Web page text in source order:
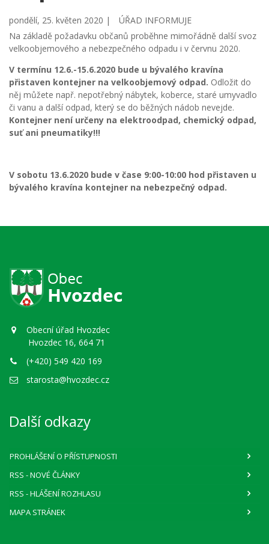
pondělí, 25. květen 2020 |
ÚŘAD INFORMUJE
Na základě požadavku občanů proběhne mimořádně další svoz
velkoobjemového a nebezpečného odpadu i v červnu 2020.
V termínu 12.6.-15.6.2020 bude u bývalého kravína
přistaven kontejner na velkoobjemový odpad. Odložit do
něj můžete např. nepotřebný nábytek, koberce, staré umyvadlo
či vanu a další odpad, který se do běžných nádob nevejde.
Kontejner není určeny na elektroodpad, chemický odpad,
suť ani pneumatiky!!!
V sobotu 13.6.2020 bude v čase 9:00-10:00 hod přistaven u
bývalého kravína kontejner na nebezpečný odpad.
Obecní úřad Hvozdec
Hvozdec 16, 664 71
(+420) 549 420 169
starosta@hvozdec.cz
Další odkazy
PROHLÁŠENÍ O PŘÍSTUPNOSTI
RSS - NOVÉ ČLÁNKY
RSS - HLÁŠENÍ ROZHLASU
MAPA STRÁNEK